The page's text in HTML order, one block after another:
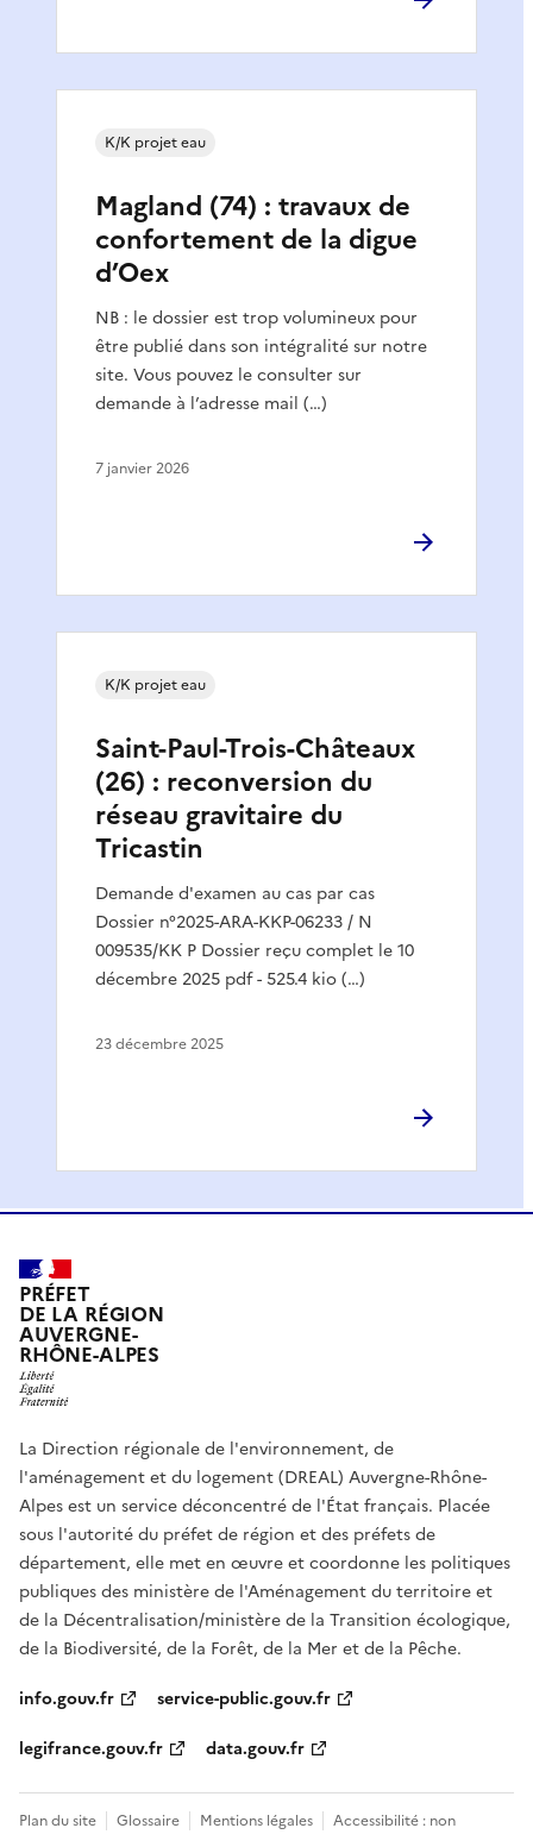
Magland (74) : travaux de
confortement de la digue
d’Oex
NB : le dossier est trop volumineux pour
être publié dans son intégralité sur notre
site. Vous pouvez le consulter sur
demande à l’adresse mail (…)
K/K projet eau
7 janvier 2026
Saint-Paul-Trois-Châteaux
(26) : reconversion du
réseau gravitaire du
Tricastin
Demande d'examen au cas par cas
Dossier n°2025-ARA-KKP-06233 / N
009535/KK P Dossier reçu complet le 10
décembre 2025 pdf - 525.4 kio (…)
K/K projet eau
23 décembre 2025
PRÉFET
DE LA RÉGION
AUVERGNE-
RHÔNE-ALPES
La Direction régionale de l'environnement, de
l'aménagement et du logement (DREAL) Auvergne-Rhône-
Alpes est un service déconcentré de l'État français. Placée
sous l'autorité du préfet de région et des préfets de
département, elle met en œuvre et coordonne les politiques
publiques des ministère de l'Aménagement du territoire et
de la Décentralisation/ministère de la Transition écologique,
de la Biodiversité, de la Forêt, de la Mer et de la Pêche.
info.gouv.fr
service-public.gouv.fr
legifrance.gouv.fr
data.gouv.fr
Plan du site Glossaire Mentions légales Accessibilité : non